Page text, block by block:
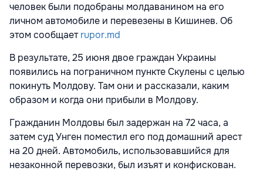
человек были подобраны молдаванином на его
личном автомобиле и перевезены в Кишинев. Об
этом сообщаетrupor.md
В результате, 25 июня двое граждан Украины
появились на пограничном пункте Скулены с целью
покинуть Молдову. Там они и рассказали, каким
образом и когда они прибыли в Молдову.
Гражданин Молдовы был задержан на 72 часа, а
затем суд Унген поместил его под домашний арест
на 20 дней. Автомобиль, использовавшийся для
незаконной перевозки, был изъят и конфискован.